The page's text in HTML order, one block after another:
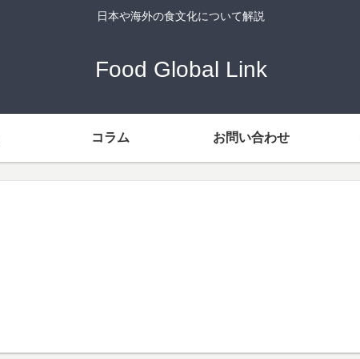
日本や海外の食文化について解説
Food Global Link
コラム お問い合わせ